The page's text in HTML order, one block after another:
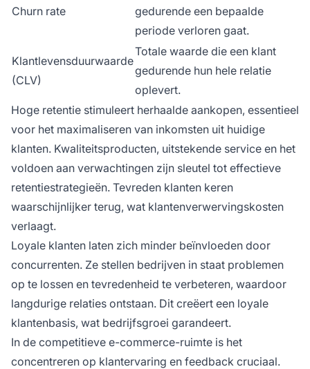
Churn rate
gedurende een bepaalde
periode verloren gaat.
Klantlevensduurwaarde
(CLV)
Totale waarde die een klant
gedurende hun hele relatie
oplevert.
Hoge retentie stimuleert herhaalde aankopen, essentieel
voor het maximaliseren van inkomsten uit huidige
klanten. Kwaliteitsproducten, uitstekende service en het
voldoen aan verwachtingen zijn sleutel tot effectieve
retentiestrategieën. Tevreden klanten keren
waarschijnlijker terug, wat klantenverwervingskosten
verlaagt.
Loyale klanten laten zich minder beïnvloeden door
concurrenten. Ze stellen bedrijven in staat problemen
op te lossen en tevredenheid te verbeteren, waardoor
langdurige relaties ontstaan. Dit creëert een loyale
klantenbasis, wat bedrijfsgroei garandeert.
In de competitieve e-commerce-ruimte is het
concentreren op klantervaring en feedback cruciaal.